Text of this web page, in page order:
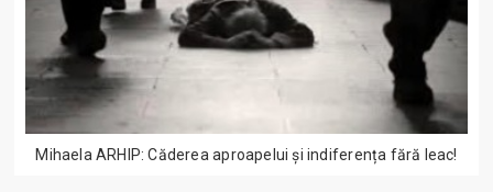
Mihaela ARHIP: Căderea aproapelui și indiferența fără leac!